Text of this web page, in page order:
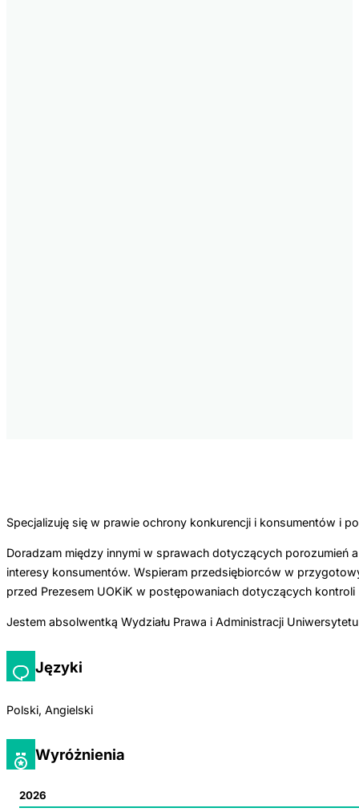
Specjalizuję się w prawie ochrony konkurencji i konsumentów i
Doradzam między innymi w sprawach dotyczących
interesy konsumentów. Wspieram przedsiębiorców w
przed Prezesem UOKiK w postępowaniach dotyczących kontroli
Jestem absolwentką Wydziału Prawa i Administracji
Języki
Polski, Angielski
Wyróżnienia
2026